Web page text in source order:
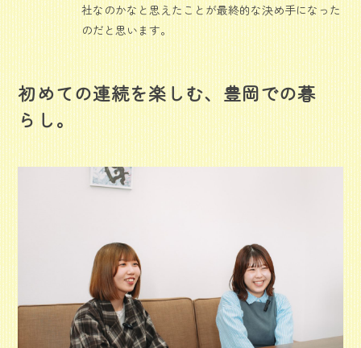
社なのかなと思えたことが最終的な決め手になった
のだと思います。
初めての連続を楽しむ、豊岡での暮
らし。